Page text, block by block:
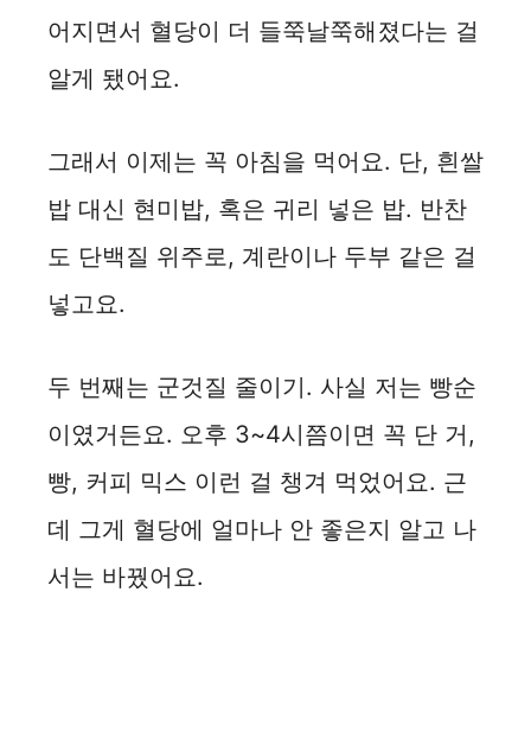
어지면서 혈당이 더 들쭉날쭉해졌다는 걸
알게 됐어요.
그래서 이제는 꼭 아침을 먹어요. 단, 흰쌀
밥 대신 현미밥, 혹은 귀리 넣은 밥. 반찬
도 단백질 위주로, 계란이나 두부 같은 걸
넣고요.
두 번째는 군것질 줄이기. 사실 저는 빵순
이였거든요. 오후 3~4시쯤이면 꼭 단 거,
빵, 커피 믹스 이런 걸 챙겨 먹었어요. 근
데 그게 혈당에 얼마나 안 좋은지 알고 나
서는 바꿨어요.